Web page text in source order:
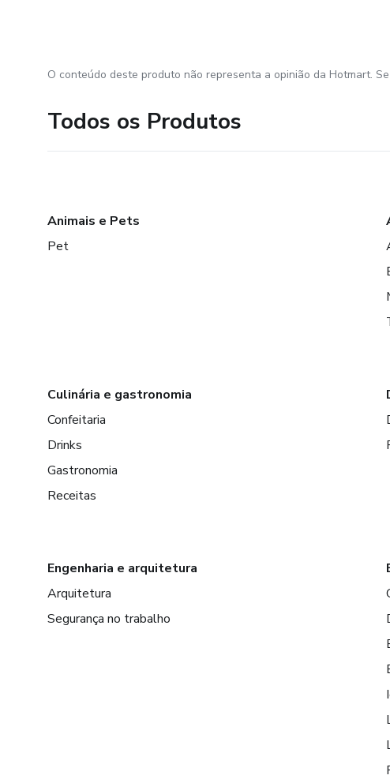
O conteúdo deste produto não representa a opinião da Hotmart.
Todos os Produtos
Animais e Pets
Pet
Culinária e gastronomia
Confeitaria
Drinks
Gastronomia
Receitas
Engenharia e arquitetura
Arquitetura
Segurança no trabalho